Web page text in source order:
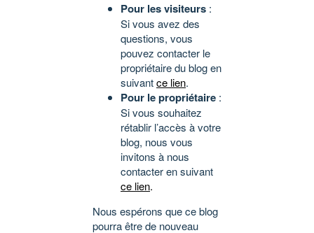
Pour les visiteurs :
Si vous avez des
questions, vous
pouvez contacter le
propriétaire du blog en
suivantce lien.
Pour le propriétaire :
Si vous souhaitez
rétablir l’accès à votre
blog, nous vous
invitons à nous
contacter en suivant
ce lien.
Nous espérons que ce blog
pourra être de nouveau